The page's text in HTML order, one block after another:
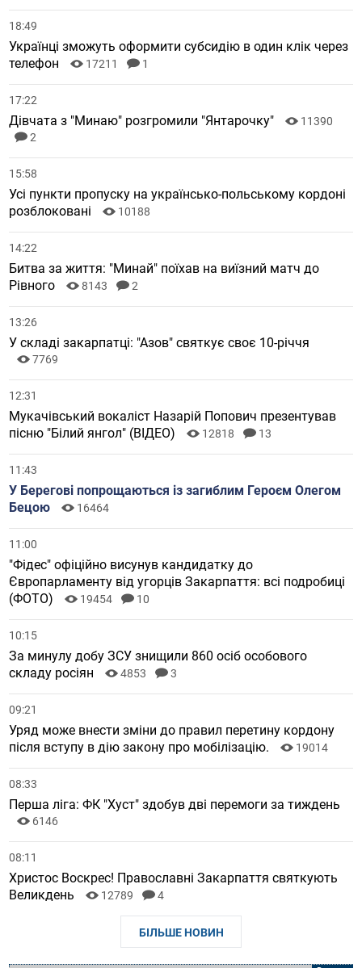
18:49
Українці зможуть оформити субсидію в один клік через
телефон
17211 1
17:22
Дівчата з "Минаю" розгромили "Янтарочку"
11390
2
15:58
Усі пункти пропуску на українсько-польському кордоні
розблоковані
10188
14:22
Битва за життя: "Минай" поїхав на виїзний матч до
Рівного
8143 2
13:26
У складі закарпатці: "Азов" святкує своє 10-річчя
7769
12:31
Мукачівський вокаліст Назарій Попович презентував
пісню "Білий янгол" (ВІДЕО)
12818 13
11:43
У Берегові попрощаються із загиблим Героєм Олегом
Бецою
16464
11:00
"Фідес" офіційно висунув кандидатку до
Європарламенту від угорців Закарпаття: всі подробиці
(ФОТО)
19454 10
10:15
За минулу добу ЗСУ знищили 860 осіб особового
складу росіян
4853 3
09:21
Уряд може внести зміни до правил перетину кордону
після вступу в дію закону про мобілізацію.
19014
08:33
Перша ліга: ФК "Хуст" здобув дві перемоги за тиждень
6146
08:11
Христос Воскрес! Православні Закарпаття святкують
Великдень
12789 4
БІЛЬШЕ НОВИН